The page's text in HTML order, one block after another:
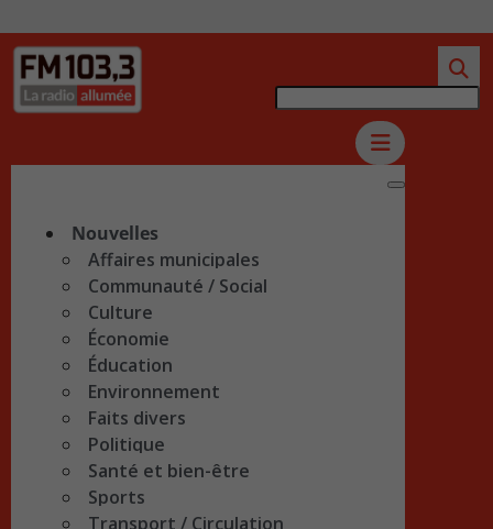
Nouvelles
Affaires municipales
Communauté / Social
Culture
Économie
Éducation
Environnement
Faits divers
Politique
Santé et bien-être
Sports
Transport / Circulation